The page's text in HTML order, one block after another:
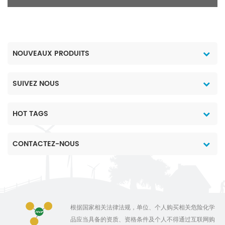
NOUVEAUX PRODUITS
SUIVEZ NOUS
HOT TAGS
CONTACTEZ-NOUS
根据国家相关法律法规，单位、个人购买相关危险化学
品应当具备的资质、资格条件及个人不得通过互联网购